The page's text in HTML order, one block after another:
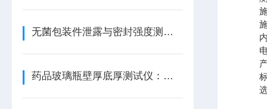
无菌包装件泄露与密封强度测定仪技术指标
药品玻璃瓶壁厚底厚测试仪：操作与维护
施
施
内
电
产
标
选